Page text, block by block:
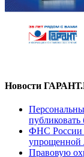
Новости
публиковать
ФНС России
упрощенной
Правовую